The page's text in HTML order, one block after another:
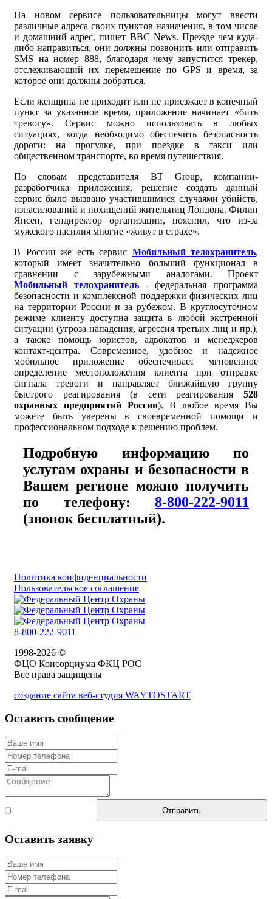
На новом сервисе пользовательницы могут ввести
различные адреса своих пунктов назначения, в том числе
и домашний адрес, пишет BBC News. Прежде чем куда-
либо направиться, они должны позвонить или отправить
SMS на номер 888, благодаря чему запустится трекер,
отслеживающий их перемещение по GPS и время, за
которое они должны добраться.
Если женщина не приходит или не приезжает в конечный
пункт за указанное время, приложение начинает «бить
тревогу». Сервис можно использовать в любых
ситуациях, когда необходимо обеспечить безопасность
дороги: на прогулке, при поездке в такси или
общественном транспорте, во время путешествия.
По словам представителя BT Group, компании-
разработчика приложения, решение создать данный
сервис было вызвано участившимися случаями убийств,
изнасилований и похищений жительниц Лондона. Филип
Янсен, гендиректор организации, пояснил, что из-за
мужского насилия многие «живут в страхе».
В России же есть сервис Мобильный телохранитель,
который имеет значительно больший функционал в
сравнении с зарубежными аналогами. Проект
Мобильный телохранитель- федеральная программа
безопасности и комплексной поддержки физических лиц
на территории России и за рубежом. В круглосуточном
режиме клиенту доступна защита в любой экстренной
ситуации (угроза нападения, агрессия третьих лиц и пр.),
а также помощь юристов, адвокатов и менеджеров
контакт-центра. Современное, удобное и надежное
мобильное приложение обеспечивает мгновенное
определение местоположения клиента при отправке
сигнала тревоги и направляет ближайшую группу
быстрого реагирования (в сети реагирования 528
охранных предприятий России). В любое время Вы
можете быть уверены в своевременной помощи и
профессиональном подходе к решению проблем.
Подробную информацию по
услугам охраны и безопасности в
Вашем регионе можно получить
по телефону: 8-800-222-9011
(звонок бесплатный).
Политика конфиденциальности
Пользовательское соглашение
8-800-222-9011
1998-2026 ©
ФЦО Консорциума ФКЦ РОС
Все права защищены
создание сайта веб-студия WAYTOSTART
Оставить сообщение
Отправить
Оставить заявку